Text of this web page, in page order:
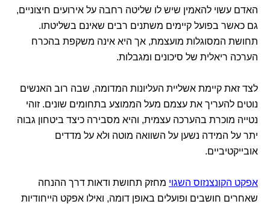
האדם עשוי להאמין שיש לו שליטה רחבה על אירועים חיצוניים,
גם כאשר בפועל קיימים משתנים רבים שאינם בשליטתו.
תחושת המסוגלות מועצמת, אך היא אינה משקפת בהכרח
הערכה ריאלית של סיכונים ומגבלות.
לצד זאת קיימת אשליית העליונות המדומה, שבה רוב האנשים
נוטים להעריך את עצמם מעל הממוצע בתחומים שונים. זוהי
נטייה מוכרת בהערכה עצמית, והיא מסבירה כיצד ביטחון גבוה
יתר על המידה נשען על השוואה מוטה ולא על מדדים
אובייקטיביים.
אפקט הקונצנזוס השגוי מחזק תחושת ודאות דרך ההנחה
שאחרים חושבים ופועלים באופן דומה, ואילו אפקט הייחודיות